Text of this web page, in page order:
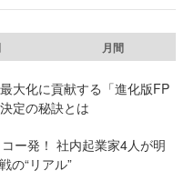
月間
大化に貢献する「進化版FP
定の秘訣とは
ー発！ 社内起業家4人が明
の“リアル”